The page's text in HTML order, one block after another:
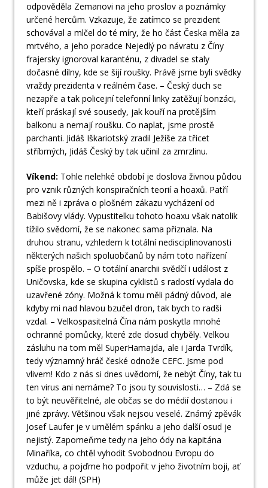
odpověděla Zemanovi na jeho proslov a poznámky
určené hercům. Vzkazuje, že zatímco se prezident
schovával a mlčel do té míry, že ho část Česka měla za
mrtvého, a jeho poradce Nejedlý po návratu z Číny
frajersky ignoroval karanténu, z divadel se staly
dočasné dílny, kde se šijí roušky. Právě jsme byli svědky
vraždy prezidenta v reálném čase. – Český duch se
nezapře a tak policejní telefonní linky zatěžují bonzáci,
kteří práskají své sousedy, jak kouří na protějším
balkonu a nemají roušku. Co naplat, jsme prostě
parchanti. Jidáš Iškariotský zradil Ježíše za třicet
stříbrných, Jidáš Český by tak učinil za zmrzlinu.
Víkend: Tohle nelehké období je doslova živnou půdou
pro vznik různých konspiračních teorií a hoaxů. Patří
mezi ně i zpráva o plošném zákazu vycházení od
Babišovy vlády. Vypustitelku tohoto hoaxu však natolik
tížilo svědomí, že se nakonec sama přiznala. Na
druhou stranu, vzhledem k totální nedisciplinovanosti
některých našich spoluobčanů by nám toto nařízení
spíše prospělo. – O totální anarchii svědčí i událost z
Uničovska, kde se skupina cyklistů s radostí vydala do
uzavřené zóny. Možná k tomu měli pádný důvod, ale
kdyby mi nad hlavou bzučel dron, tak bych to radši
vzdal. – Velkospasitelná Čína nám poskytla mnohé
ochranné pomůcky, které zde dosud chyběly. Velkou
zásluhu na tom měl SuperHamajda, ale i Jarda Tvrdík,
tedy významný hráč české odnože CEFC. Jsme pod
vlivem! Kdo z nás si dnes uvědomí, že nebýt Číny, tak tu
ten virus ani nemáme? To jsou ty souvislosti… – Zdá se
to být neuvěřitelné, ale občas se do médií dostanou i
jiné zprávy. Většinou však nejsou veselé. Známý zpěvák
Josef Laufer je v umělém spánku a jeho další osud je
nejistý. Zapomeňme tedy na jeho ódy na kapitána
Minaříka, co chtěl vyhodit Svobodnou Evropu do
vzduchu, a pojďme ho podpořit v jeho životním boji, ať
může jet dál! (SPH)